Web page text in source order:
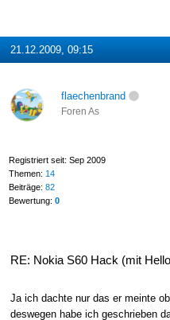
21.12.2009, 09:15
flaechenbrand
Foren As
Registriert seit: Sep 2009
Themen: 14
Beiträge: 82
Bewertung: 0
RE: Nokia S60 Hack (mit
Ja ich dachte nur das er meinte
deswegen habe ich geschrieben